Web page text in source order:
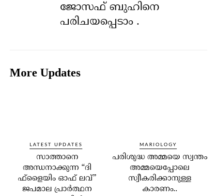
ജോസഫ് ബുഹിനെ
പരിചയപ്പെടാം .
More Updates
LATEST UPDATES
സാത്താനെ
അന്ധനാക്കുന്ന “ദി
ഫ്‌ളൈയിം ഓഫ് ലവ്”
ജപമാല പ്രാർത്ഥന
MARIOLOGY
പരിശുദ്ധ അമ്മയെ സ്വന്തം
അമ്മയെപ്പോലെ
സ്വീകരിക്കാനുള്ള
കാരണം..